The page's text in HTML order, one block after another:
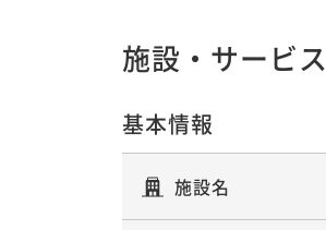
施設・サービス
基本情報
施設名